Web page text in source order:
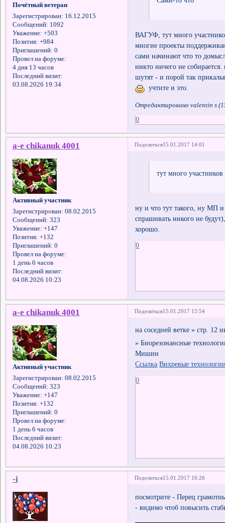
Почётный ветеран
Зарегистрирован: 16.12.2015
Сообщений: 1092
Уважение: +503
Позитив: +984
Приглашений: 0
Провел на форуме:
4 дня 13 часов
Последний визит:
03.08.2026 19:34
ВАГУФ, тут много
многие проекты
сами начинают что то
никто ничего не
шутят - и порой так
учтите и это.
Отредактировано valentin s
0
Поделиться15.01.2017 14:01
a-e chikanuk 4001
Активный участник
Зарегистрирован: 08.02.2015
Сообщений: 323
Уважение: +147
Позитив: +132
Приглашений: 0
Провел на форуме:
1 день 6 часов
Последний визит:
04.08.2026 10:23
тут много
ну и что тут такого, ну МП
спрашивать никого не
хорошо.
0
Поделиться15.01.2017 15:54
a-e chikanuk 4001
Активный участник
Зарегистрирован: 08.02.2015
Сообщений: 323
Уважение: +147
Позитив: +132
Приглашений: 0
Провел на форуме:
1 день 6 часов
Последний визит:
04.08.2026 10:23
на соседней ветке » стр. 12
» Биорезонансные
Мишин
Ссылка Вихревые
0
Поделиться15.01.2017 16:26
-i
посмотрите - Перец
- видимо чтоб повысить